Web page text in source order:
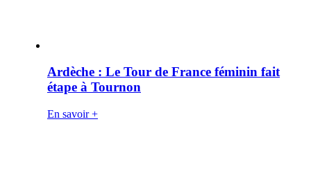
Ardèche : Le Tour de France féminin fait
étape à Tournon
En savoir +